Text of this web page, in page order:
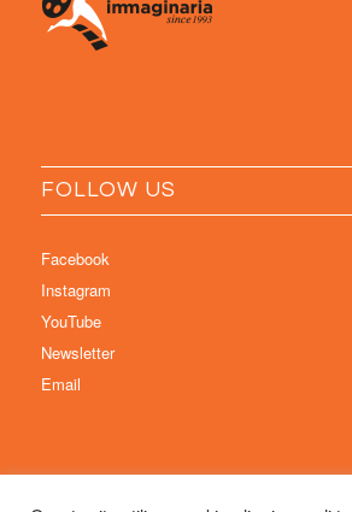
FOLLOW US
Facebook
Instagram
YouTube
Newsletter
Email